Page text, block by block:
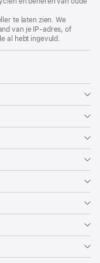
venster
geopend)
te laten zien. We
van je IP-adres, of
al hebt ingevuld.